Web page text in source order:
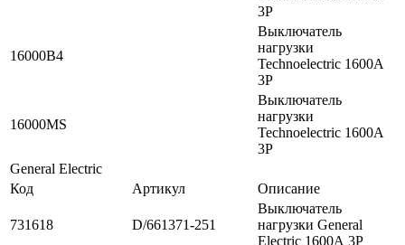
3P
16000B4
Выключатель
нагрузки
Technoelectric 1600А
3P
16000MS
Выключатель
нагрузки
Technoelectric 1600А
3P
General Electric
Код
Артикул Описание
731618 D/661371-251
Выключатель
нагрузки General
Electric 1600А 3P